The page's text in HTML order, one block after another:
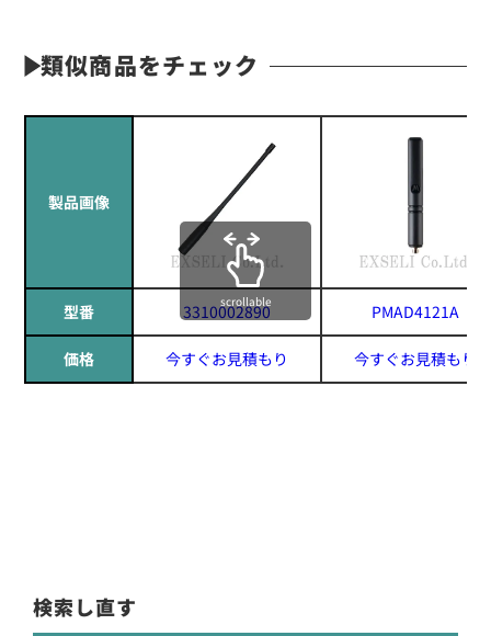
類似商品をチェック
製品画像
型番 3310002890 PMAD4121A
価格 今すぐお見積もり 今すぐお見積もり
scrollable
検索し直す